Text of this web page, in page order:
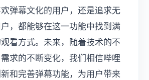
弹幕文化的用户，还是追求无
，都能够在这一功能中找到满
看方式。未来，随着技术的不
求的不断变化，我们相信哔哩
和完善弹幕功能，为用户带来